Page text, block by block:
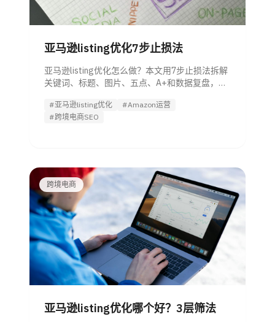
亚马逊listing优化7步止损法
亚马逊listing优化怎么做？本文用7步止损法拆解
关键词、标题、图片、五点、A+和数据复盘，帮
#亚马逊listing优化
#Amazon运营
#跨境电商SEO
跨境电商
亚马逊listing优化哪个好？3层筛法